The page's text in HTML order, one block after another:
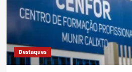
Destaques